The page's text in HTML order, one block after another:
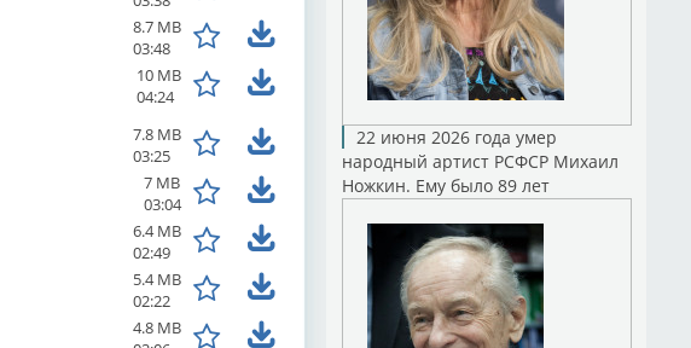
8.7 MB
03:48
10 MB
04:24
7.8 MB
03:25
7 MB
03:04
6.4 MB
02:49
5.4 MB
02:22
4.8 MB
22 июня 2026 года умер
народный артист РСФСР Михаил
Ножкин. Ему было 89 лет